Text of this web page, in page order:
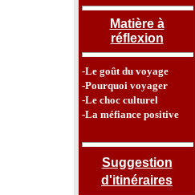
Matière à
réflexion
-Le goût du voyage
-Pourquoi voyager
-Le choc culturel
-La méfiance positive
Suggestion
d'itinéraires